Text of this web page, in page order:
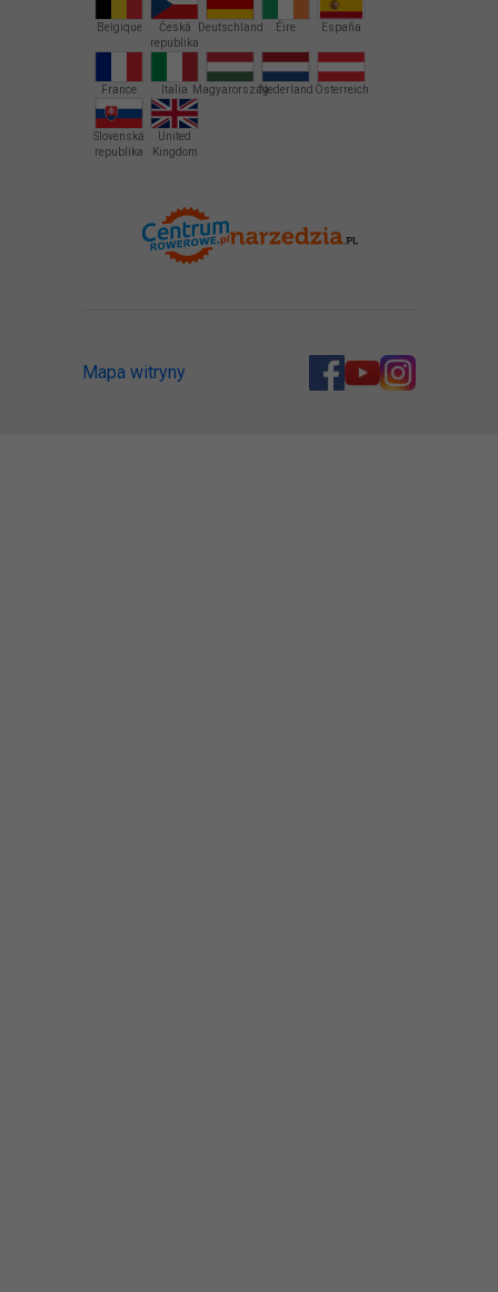
Belgique
Česká
republika
Deutschland Éire España
France Italia MagyarországNederland Österreich
Slovenská
republika
United
Kingdom
Mapa witryny